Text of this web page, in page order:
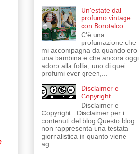
Un'estate dal
profumo vintage
con Borotalco
C'è una
profumazione che
mi accompagna da quando ero
una bambina e che ancora oggi
adoro alla follia, uno di quei
profumi ever green,...
Disclaimer e
Copyright
Disclaimer e
Copyright Disclaimer per i
contenuti del blog Questo blog
non rappresenta una testata
giornalistica in quanto viene
ag...